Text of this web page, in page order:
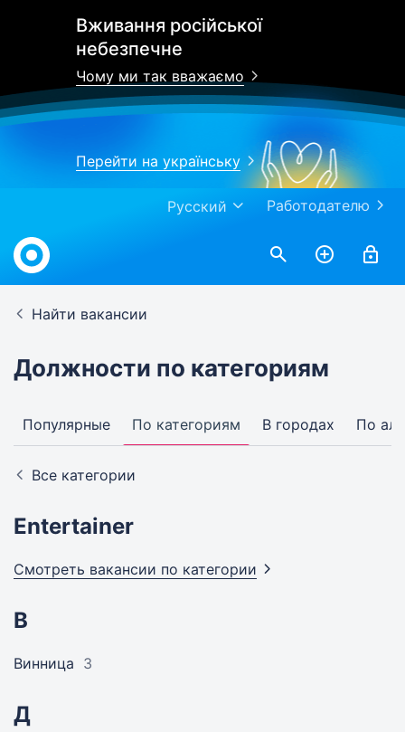
Вживання російської
небезпечне
Чому ми так вважаємо
Перейти на українську
Работодателю
Русский
Найти вакансии
Должности по категориям
Популярные По категориям В городах По
Все категории
Entertainer
Смотреть вакансии по категории
В
Винница 3
Д